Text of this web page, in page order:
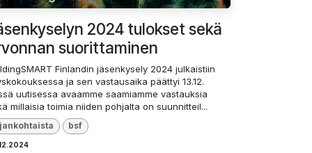
2024 tulokset sekä
suorittaminen
Finlandin jäsenkysely 2024 julkaistiin
ja sen vastausaika päättyi 13.12.
uutisessa avaamme saamiamme vastauksia
millaisia toimia niiden pohjalta on suunnitteil...
bsf